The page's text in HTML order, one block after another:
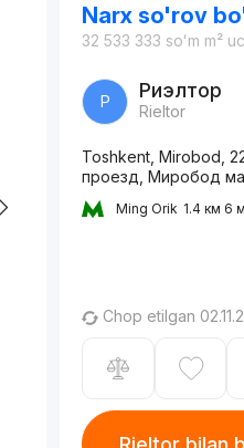
Narx so'rov
32 533 333 soʻm m²
Р Риэлтор
Rieltor
Toshkent, Mirobod,
проезд, Миробод
Ming Orik 1.4 км 6
Chop etilgan